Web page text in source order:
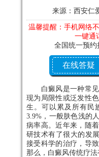
来源：西安仁
温馨提醒：手机网络
一键通
全国统一预约
在线答疑
白癜风是一种常见
现为局限性或泛发性
生。可以累及所有民
3.9%，一般肤色浅的
病率高。近年来，随
研技术有了很大的发
接受科学的治疗，导
那么，白癜风传统疗